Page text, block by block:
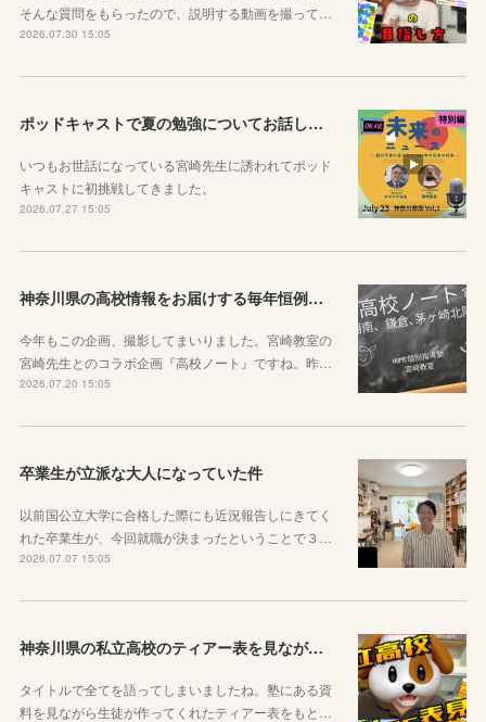
そんな質問をもらったので、説明する動画を撮って…
2026.07.30 15:05
ポッドキャストで夏の勉強についてお話ししています！
いつもお世話になっている宮崎先生に誘われてポッド
キャストに初挑戦してきました。
2026.07.27 15:05
神奈川県の高校情報をお届けする毎年恒例のコラボ企画のお知らせ
今年もこの企画、撮影してまいりました。宮崎教室の
宮崎先生とのコラボ企画『高校ノート』ですね。昨…
2026.07.20 15:05
卒業生が立派な大人になっていた件
以前国公立大学に合格した際にも近況報告しにきてく
れた卒業生が、今回就職が決まったということで３…
2026.07.07 15:05
神奈川県の私立高校のティアー表を見ながら話す動画を作りました！
タイトルで全てを語ってしまいましたね。塾にある資
料を見ながら生徒が作ってくれたティアー表をもと…